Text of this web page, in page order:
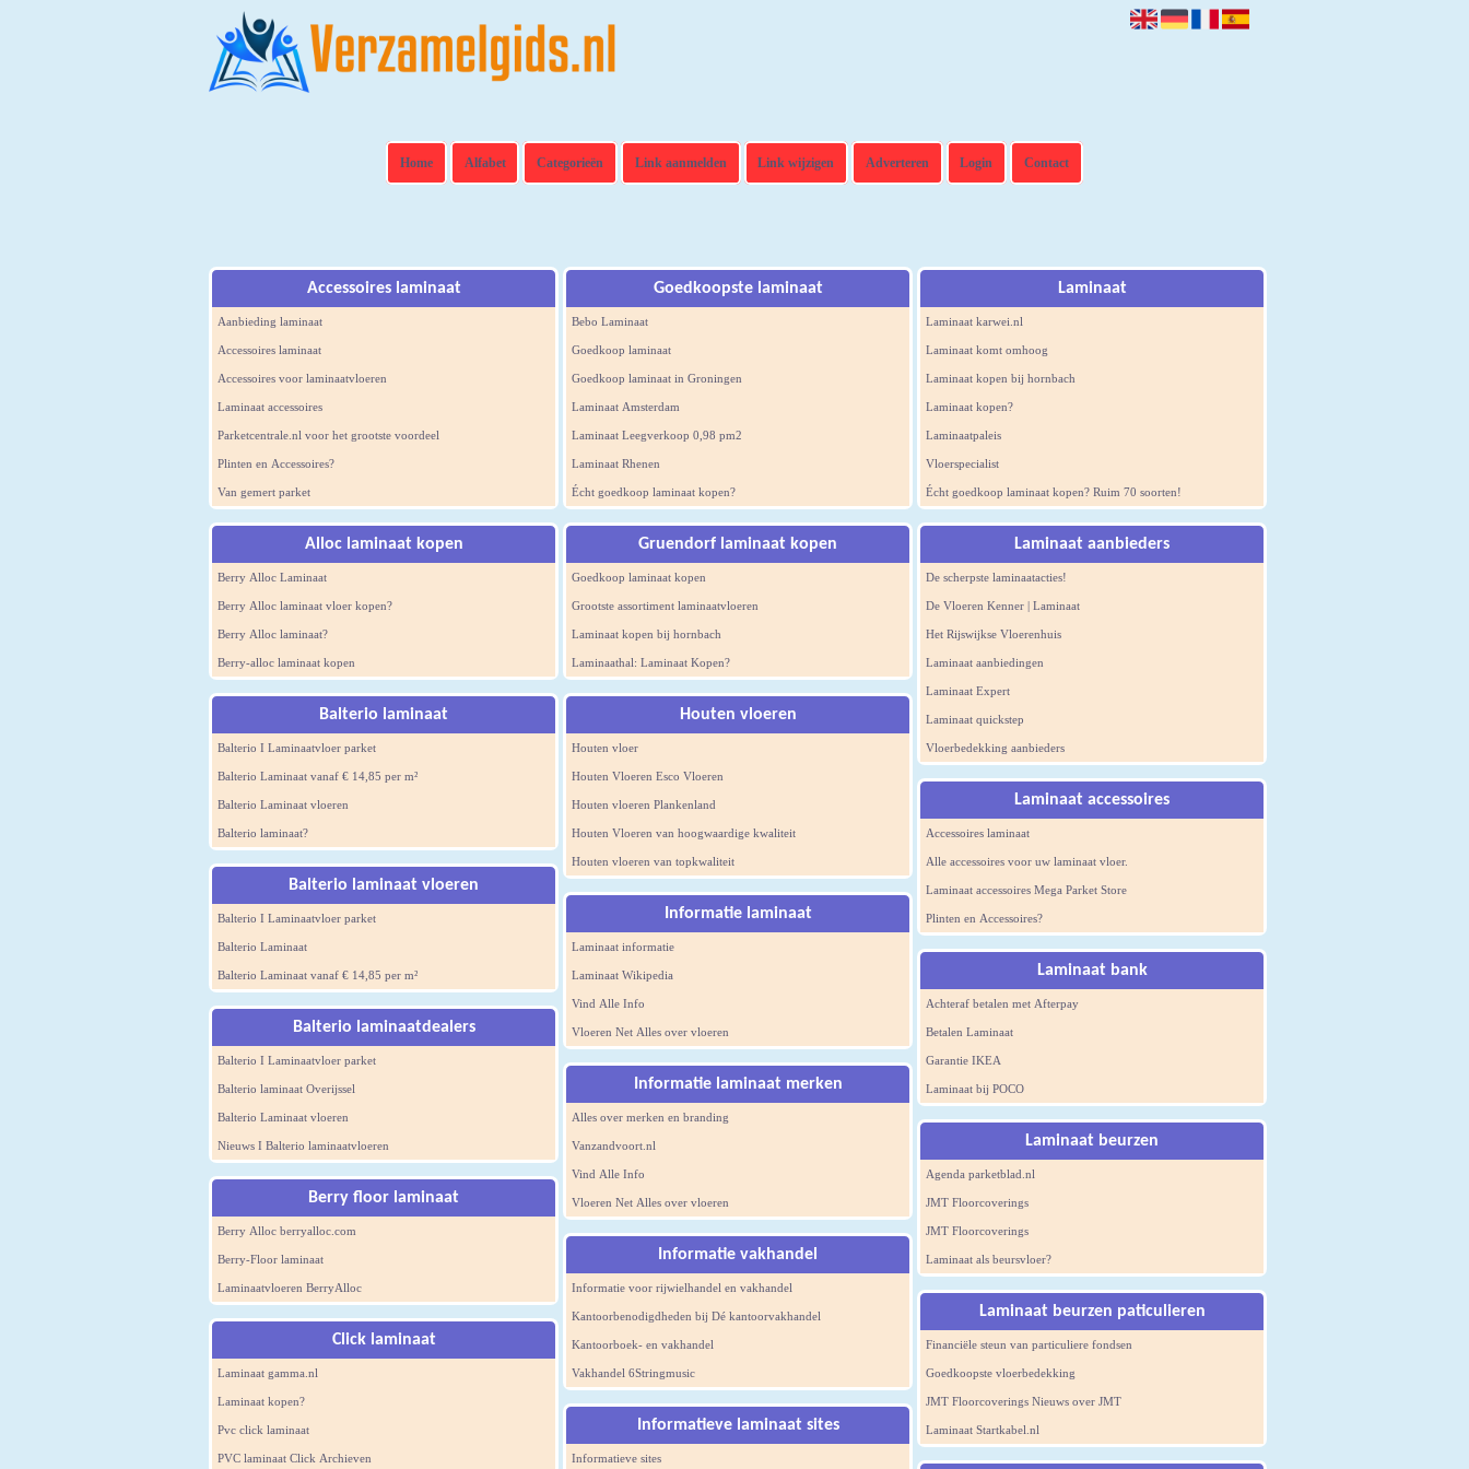
Home Alfabet Categorieën Link aanmelden Link wijzigen Adverteren Login Contact
Accessoires laminaat
Aanbieding laminaat
Accessoires laminaat
Accessoires voor laminaatvloeren
Laminaat accessoires
Parketcentrale.nl voor het grootste voordeel
Plinten en Accessoires?
Van gemert parket
Alloc laminaat kopen
Berry Alloc Laminaat
Berry Alloc laminaat vloer kopen?
Berry Alloc laminaat?
Berry-alloc laminaat kopen
Balterio laminaat
Balterio I Laminaatvloer parket
Balterio Laminaat vanaf € 14,85 per m²
Balterio Laminaat vloeren
Balterio laminaat?
Balterio laminaat vloeren
Balterio I Laminaatvloer parket
Balterio Laminaat
Balterio Laminaat vanaf € 14,85 per m²
Balterio laminaatdealers
Balterio I Laminaatvloer parket
Balterio laminaat Overijssel
Balterio Laminaat vloeren
Nieuws I Balterio laminaatvloeren
Berry floor laminaat
Berry Alloc berryalloc.com
Berry-Floor laminaat
Laminaatvloeren BerryAlloc
Click laminaat
Laminaat gamma.nl
Laminaat kopen?
Pvc click laminaat
PVC laminaat Click Archieven
Goedkoopste laminaat
Bebo Laminaat
Goedkoop laminaat
Goedkoop laminaat in Groningen
Laminaat Amsterdam
Laminaat Leegverkoop 0,98 pm2
Laminaat Rhenen
Écht goedkoop laminaat kopen?
Gruendorf laminaat kopen
Goedkoop laminaat kopen
Grootste assortiment laminaatvloeren
Laminaat kopen bij hornbach
Laminaathal: Laminaat Kopen?
Houten vloeren
Houten vloer
Houten Vloeren Esco Vloeren
Houten vloeren Plankenland
Houten Vloeren van hoogwaardige kwaliteit
Houten vloeren van topkwaliteit
Informatie laminaat
Laminaat informatie
Laminaat Wikipedia
Vind Alle Info
Vloeren Net Alles over vloeren
Informatie laminaat merken
Alles over merken en branding
Vanzandvoort.nl
Vind Alle Info
Vloeren Net Alles over vloeren
Informatie vakhandel
Informatie voor rijwielhandel en vakhandel
Kantoorbenodigdheden bij Dé kantoorvakhandel
Kantoorboek- en vakhandel
Vakhandel 6Stringmusic
Informatieve laminaat sites
Informatieve sites
Laminaat
Laminaat karwei.nl
Laminaat komt omhoog
Laminaat kopen bij hornbach
Laminaat kopen?
Laminaatpaleis
Vloerspecialist
Écht goedkoop laminaat kopen? Ruim 70 soorten!
Laminaat aanbieders
De scherpste laminaatacties!
De Vloeren Kenner | Laminaat
Het Rijswijkse Vloerenhuis
Laminaat aanbiedingen
Laminaat Expert
Laminaat quickstep
Vloerbedekking aanbieders
Laminaat accessoires
Accessoires laminaat
Alle accessoires voor uw laminaat vloer.
Laminaat accessoires Mega Parket Store
Plinten en Accessoires?
Laminaat bank
Achteraf betalen met Afterpay
Betalen Laminaat
Garantie IKEA
Laminaat bij POCO
Laminaat beurzen
Agenda parketblad.nl
JMT Floorcoverings
JMT Floorcoverings
Laminaat als beursvloer?
Laminaat beurzen paticulieren
Financiële steun van particuliere fondsen
Goedkoopste vloerbedekking
JMT Floorcoverings Nieuws over JMT
Laminaat Startkabel.nl